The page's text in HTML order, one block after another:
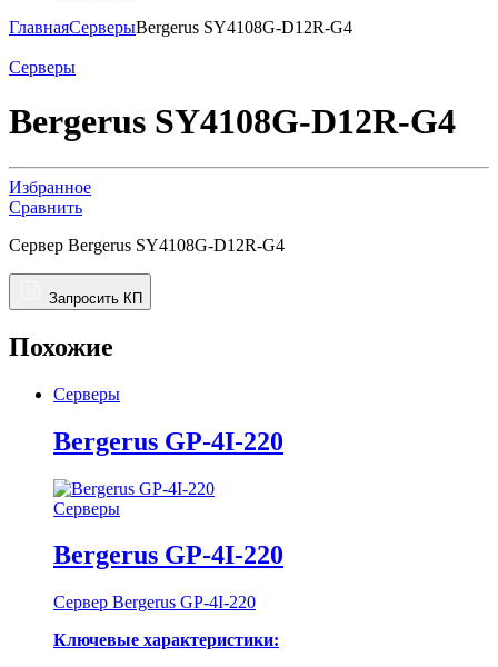
ГлавнаяСерверыBergerus SY4108G-D12R-G4
Серверы
Bergerus SY4108G-D12R-G4
Избранное
Сравнить
Сервер Bergerus SY4108G-D12R-G4
Запросить КП
Похожие
Серверы
Bergerus GP-4I-220
Серверы
Bergerus GP-4I-220
Сервер Bergerus GP-4I-220
Ключевые характеристики: